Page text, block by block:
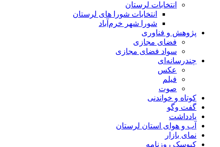
انتخابات لرستان
انتخابات شورا های لرستان
شورا شهر خرم‌آباد
پژوهش و فناوری
فضای مجازی
سواد فضای مجازی
چندرسانه‌ای
عكس
فیلم
صوت
کوتاه و خواندنی
گفت وگو
یادداشت
آب و هوای استان لرستان
نمای بازار
کیوسک روزنامه